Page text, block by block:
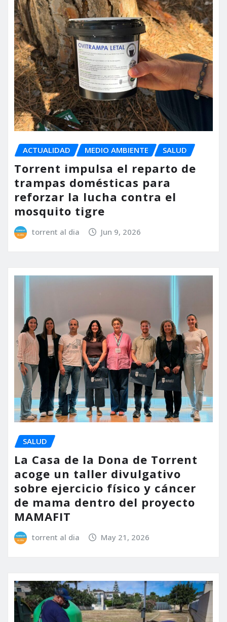
ACTUALIDAD MEDIO AMBIENTE SALUD
Torrent impulsa el reparto de
trampas domésticas para
reforzar la lucha contra el
mosquito tigre
torrent al dia Jun 9, 2026
SALUD
La Casa de la Dona de Torrent
acoge un taller divulgativo
sobre ejercicio físico y cáncer
de mama dentro del proyecto
MAMAFIT
torrent al dia May 21, 2026